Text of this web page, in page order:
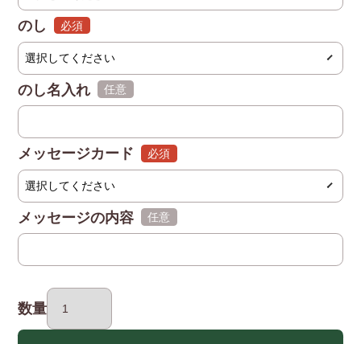
のし
(必須)
のし名入れ
(任意)
メッセージカード
(必須)
メッセージの内容
(任意)
数量